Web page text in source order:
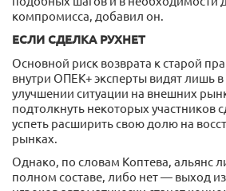
компромисса, добавил он.
ЕСЛИ СДЕЛКА РУХНЕТ
Основной риск возврата к старой
внутри ОПЕК+ эксперты видят лишь
улучшении ситуации на внешних
подтолкнуть некоторых участников
успеть расширить свою долю на
рынках.
Однако, по словам Коптева, альянс
полном составе, либо нет — выход